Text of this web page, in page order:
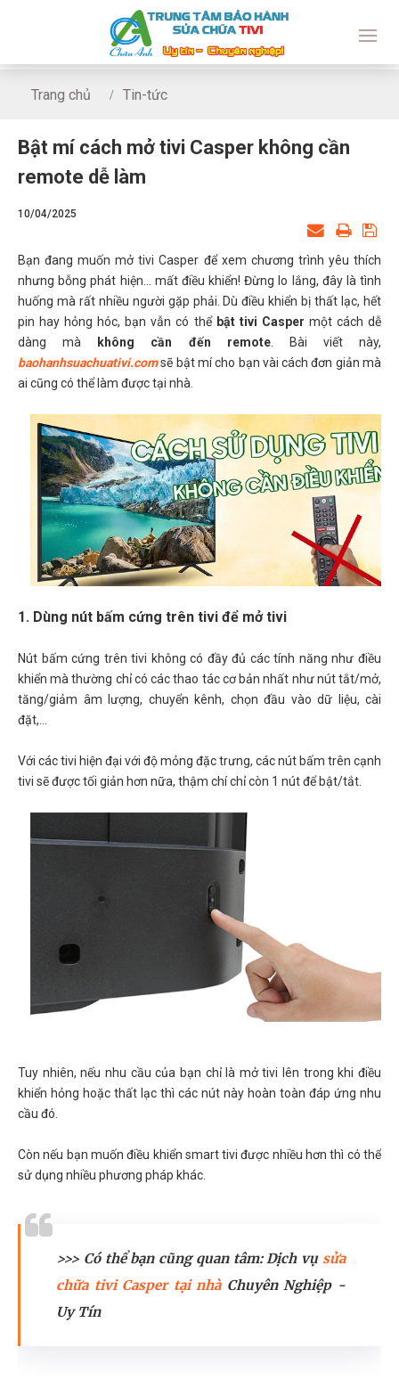
Trang chủ
Tin-tức
Bật mí cách mở tivi Casper không cần
remote dễ làm
10/04/2025
Bạn đang muốn mở tivi Casper để xem chương trình yêu thích
nhưng bỗng phát hiện… mất điều khiển! Đừng lo lắng, đây là tình
huống mà rất nhiều người gặp phải. Dù điều khiển bị thất lạc, hết
pin hay hỏng hóc, bạn vẫn có thể bật tivi Casper một cách dễ
dàng mà
không cần đến remote. Bài viết này,
baohanhsuachuativi.comsẽ bật mí cho bạn vài cách đơn giản mà
ai cũng có thể làm được tại nhà.
1. Dùng nút bấm cứng trên tivi để mở tivi
Nút bấm cứng trên tivi không có đầy đủ các tính năng như điều
khiển mà thường chỉ có các thao tác cơ bản nhất như nút tắt/mở,
tăng/giảm âm lượng, chuyển kênh, chọn đầu vào dữ liệu, cài
đặt,...
Với các tivi hiện đại với độ mỏng đặc trưng, các nút bấm trên cạnh
tivi sẽ được tối giản hơn nữa, thậm chí chỉ còn 1 nút để bật/tắt.
Tuy nhiên, nếu nhu cầu của bạn chỉ là mở tivi lên trong khi điều
khiển hỏng hoặc thất lạc thì các nút này hoàn toàn đáp ứng nhu
cầu đó.
Còn nếu bạn muốn điều khiển smart tivi được nhiều hơn thì có thể
sử dụng nhiều phương pháp khác.
>>> Có thể bạn cũng quan tâm: Dịch vụ sửa
chữa tivi Casper tại nhàChuyên Nghiệp -
Uy Tín